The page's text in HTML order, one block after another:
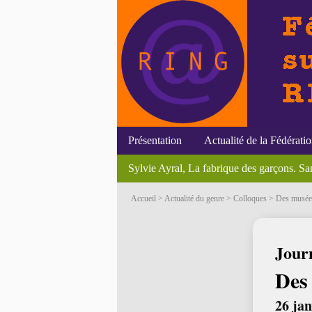
Présentation
[Annonces du RING] - 1er décembre
Actualité de la
Genre et politique, un état des lieux dix
La femme et la mer à l’époque moderne
Initiatives du RING Colloques
Efigies Soutenances Bourses et
Feminism, Autonomy & Reproductive
Sylvie Ayral, La fabrique des garçons.
Accueil > Actualité du genre > Colloques > Des
26